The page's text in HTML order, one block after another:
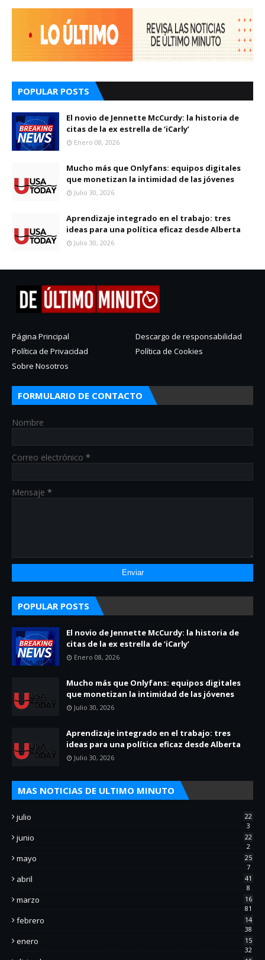
POPULAR POSTS
El novio de Jennette McCurdy: la historia de
citas de la ex estrella de ‘iCarly’
Enero 08, 2026
Mucho más que Onlyfans: equipos digitales
que monetizan la intimidad de las jóvenes
Julio 30, 2026
Aprendizaje integrado en el trabajo: tres
ideas para una política eficaz desde Alberta
Julio 30, 2026
Página Principal
Descargo de responsabilidad
Política de Privacidad
Política de Cookies
Sobre Nosotros
FORMULARIO DE CONTACTO
Nombre
Correo electrónico *
Mensaje *
POPULAR POSTS
El novio de Jennette McCurdy: la historia de
citas de la ex estrella de ‘iCarly’
Enero 08, 2026
Mucho más que Onlyfans: equipos digitales
que monetizan la intimidad de las jóvenes
Julio 30, 2026
Aprendizaje integrado en el trabajo: tres
ideas para una política eficaz desde Alberta
Julio 30, 2026
MAS NOTICIAS DE ULTIMO MINUTO
julio
22
3
junio
22
2
mayo
25
7
abril
41
8
marzo
16
81
febrero
14
38
enero
15
32